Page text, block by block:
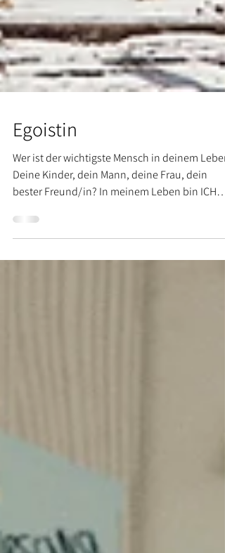
Egoistin
Wer ist der wichtigste Mensch in deinem
Deine Kinder, dein Mann, deine Frau, dein
bester Freund/in? In meinem Leben bin ICH